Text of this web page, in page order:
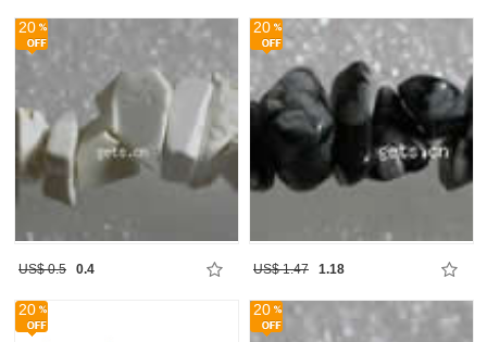
20
US$ 0.5 0.4
20
US$ 1.47 1.18
20 20